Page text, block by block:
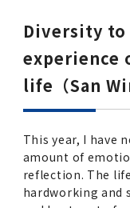
Diversity
experience
life（San
This year, I have
amount of
reflection. The
hardworking and